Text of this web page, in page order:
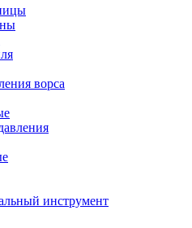
ворса
инструмент